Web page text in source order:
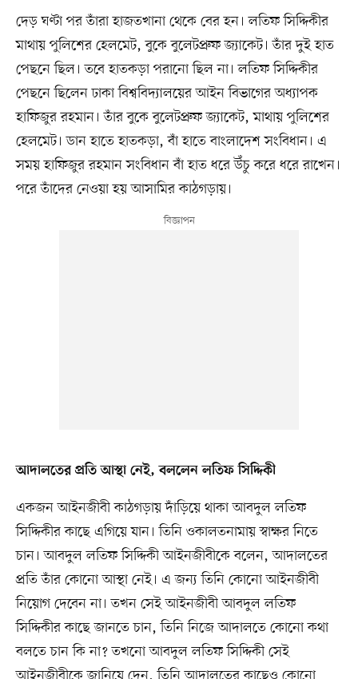
দেড় ঘণ্টা পর তাঁরা হাজতখানা থেকে বের হন। লতিফ সিদ্দিকীর
মাথায় পুলিশের হেলমেট, বুকে বুলেটপ্রুফ জ্যাকেট। তাঁর দুই হাত
পেছনে ছিল। তবে হাতকড়া পরানো ছিল না। লতিফ সিদ্দিকীর
পেছনে ছিলেন ঢাকা বিশ্ববিদ্যালয়ের আইন বিভাগের অধ্যাপক
হাফিজুর রহমান। তাঁর বুকে বুলেটপ্রুফ জ্যাকেট, মাথায় পুলিশের
হেলমেট। ডান হাতে হাতকড়া, বাঁ হাতে বাংলাদেশ সংবিধান। এ
সময় হাফিজুর রহমান সংবিধান বাঁ হাত ধরে উঁচু করে ধরে রাখেন।
পরে তাঁদের নেওয়া হয় আসামির কাঠগড়ায়।
আদালতের প্রতি আস্থা নেই, বললেন লতিফ সিদ্দিকী
একজন আইনজীবী কাঠগড়ায় দাঁড়িয়ে থাকা আবদুল লতিফ
সিদ্দিকীর কাছে এগিয়ে যান। তিনি ওকালতনামায় স্বাক্ষর নিতে
চান। আবদুল লতিফ সিদ্দিকী আইনজীবীকে বলেন, আদালতের
প্রতি তাঁর কোনো আস্থা নেই। এ জন্য তিনি কোনো আইনজীবী
নিয়োগ দেবেন না। তখন সেই আইনজীবী আবদুল লতিফ
সিদ্দিকীর কাছে জানতে চান, তিনি নিজে আদালতে কোনো কথা
বলতে চান কি না? তখনো আবদুল লতিফ সিদ্দিকী সেই